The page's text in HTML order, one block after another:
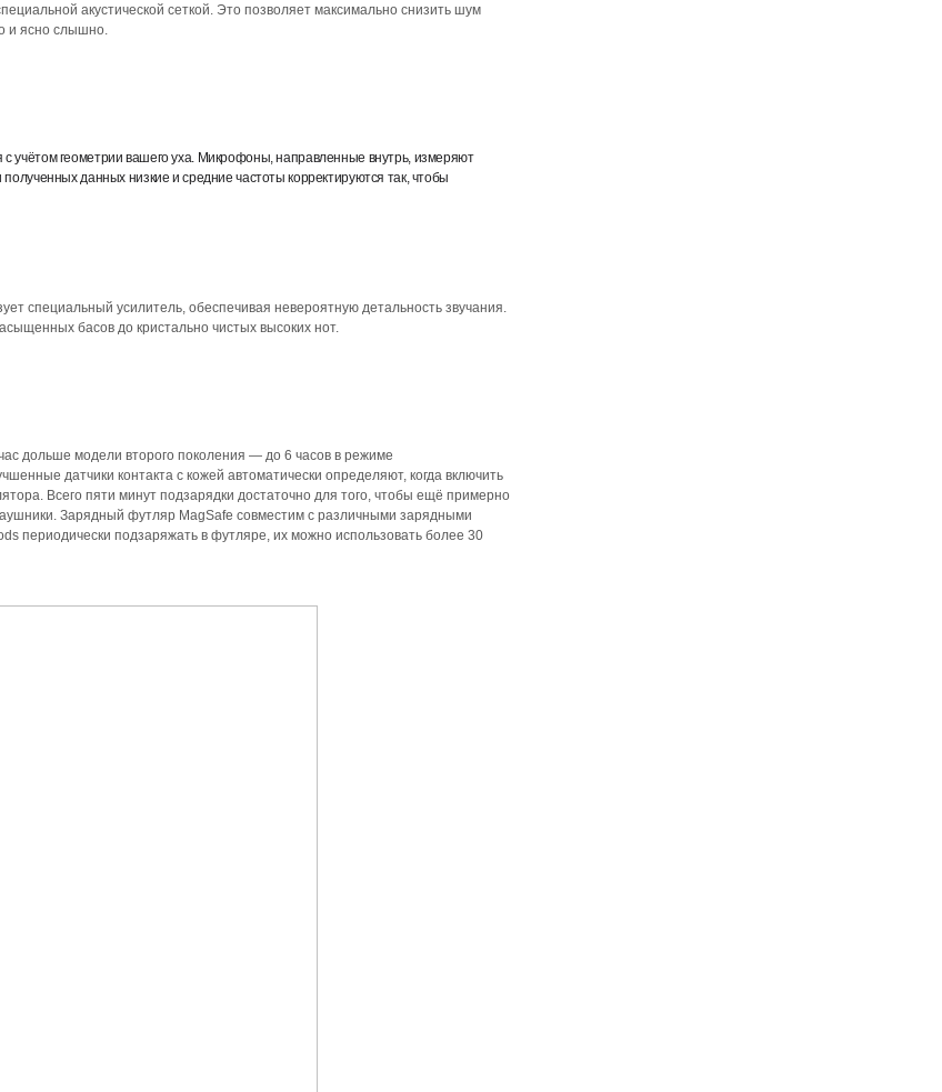
акустической сеткой. Это позволяет максимально снизить шум
и ясно слышно.
учётом геометрии вашего уха. Микрофоны, направленные внутрь, измеряют
данных низкие и средние частоты корректируются так, чтобы
специальный усилитель, обеспечивая невероятную детальность звучания.
басов до кристально чистых высоких нот.
дольше модели второго поколения — до 6 часов в режиме
датчики контакта с кожей автоматически определяют, когда включить
Всего пяти минут подзарядки достаточно для того, чтобы ещё примерно
Зарядный футляр MagSafe совместим с различными зарядными
периодически подзаряжать в футляре, их можно использовать более 30